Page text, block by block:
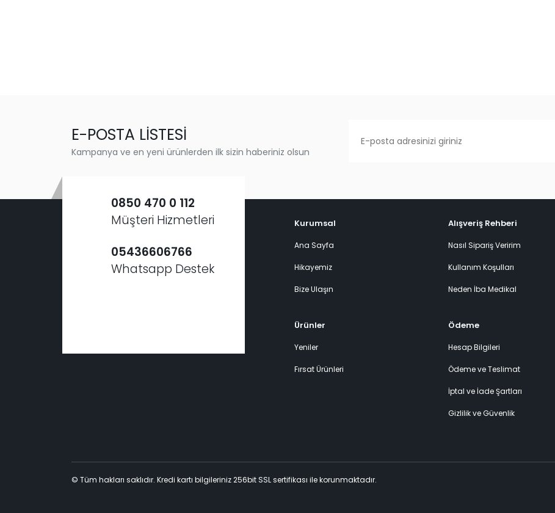
E-POSTA LİSTESİ
Kampanya ve en yeni ürünlerden ilk sizin haberiniz olsun
0850 470 0 112
Müşteri Hizmetleri
05436606766
Whatsapp Destek
Kurumsal
Ana Sayfa
Hikayemiz
Bize Ulaşın
Alışveriş Rehberi
Nasıl Sipariş Veririm
Kullanım Koşulları
Neden İba Medikal
Ürünler
Yeniler
Fırsat Ürünleri
Ödeme
Hesap Bilgileri
Ödeme ve Teslimat
İptal ve İade Şartları
Gizlilik ve Güvenlik
© Tüm hakları saklıdır. Kredi kartı bilgileriniz 256bit SSL sertifikası ile korunmaktadır.